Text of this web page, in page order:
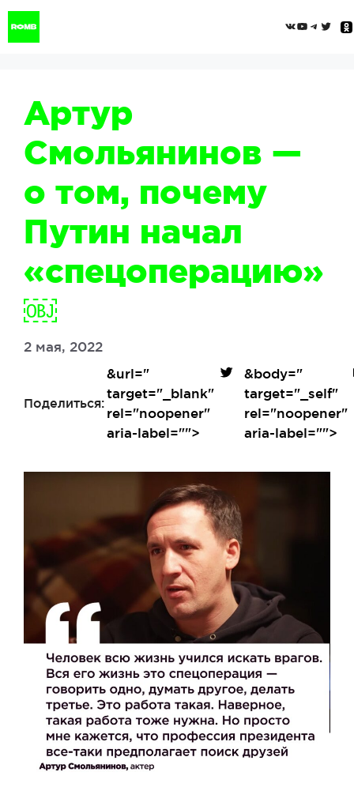
Перейти
Артур
Смольянинов —
о том, почему
Путин начал
«спецоперацию»
￼
2 мая, 2022
Поделиться:
&url="
target="_blank"
rel="noopener"
aria-label="">
&body="
target="_self"
rel="noopener"
aria-label="">